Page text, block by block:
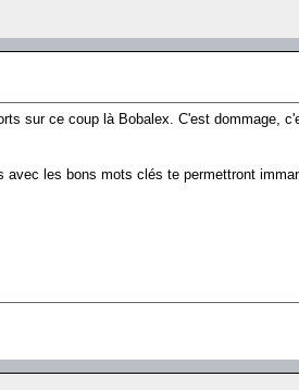
sur ce coup là Bobalex. C'est dommage,
les bons mots clés te permettront